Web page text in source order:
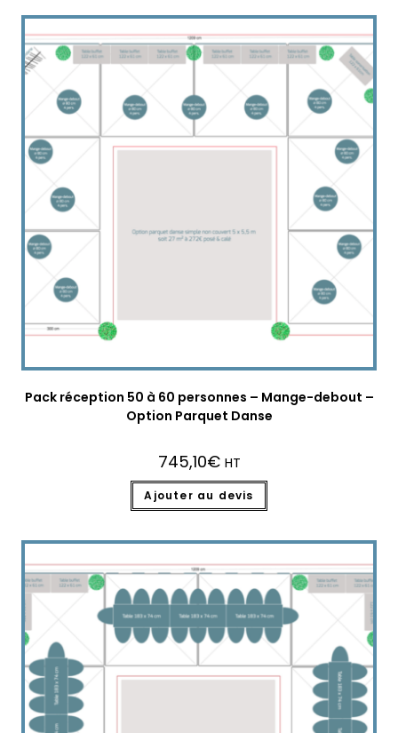
Pack réception 50 à 60 personnes – Mange-debout –
Option Parquet Danse
745,10€ HT
Ajouter au devis